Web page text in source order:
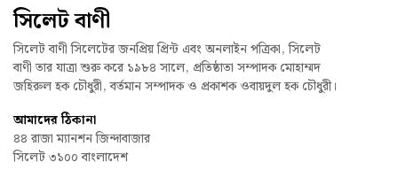
সিলেট বাণী
সিলেট বাণী সিলেটের জনপ্রিয় প্রিন্ট এবং অনলাইন পত্রিকা, সিলেট
বাণী তার যাত্রা শুরু করে ১৯৮৪ সালে, প্রতিষ্ঠাতা সম্পাদক মোহাম্মদ
জহিরুল হক চৌধুরী, বর্তমান সম্পাদক ও প্রকাশক ওবায়দুল হক চৌধুরী।
আমাদের ঠিকানা
৪৪ রাজা ম্যানশন জিন্দাবাজার
সিলেট ৩১০০ বাংলাদেশ